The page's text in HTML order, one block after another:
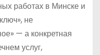
работах в Минске и
не
— а конкретная
услуг,